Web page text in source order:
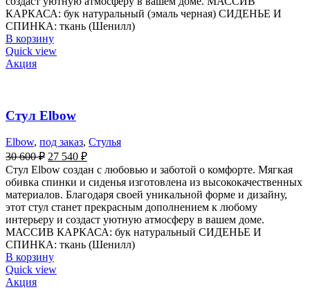
КАРКАСА: бук натуральный (эмаль черная) СИДЕНЬЕ И
СПИНКА: ткань (Шенилл)
В корзину
Quick view
Акция
Стул Elbow
Elbow, под заказ, Стулья
30 600₽ 27 540 ₽
Стул Elbow создан с любовью и заботой о комфорте. Мягкая
обивка спинки и сиденья изготовлена из высококачественных
материалов. Благодаря своей уникальной форме и дизайну,
этот стул станет прекрасным дополнением к любому
интерьеру и создаст уютную атмосферу в вашем доме.
МАССИВ КАРКАСА: бук натуральный СИДЕНЬЕ И
СПИНКА: ткань (Шенилл)
В корзину
Quick view
Акция